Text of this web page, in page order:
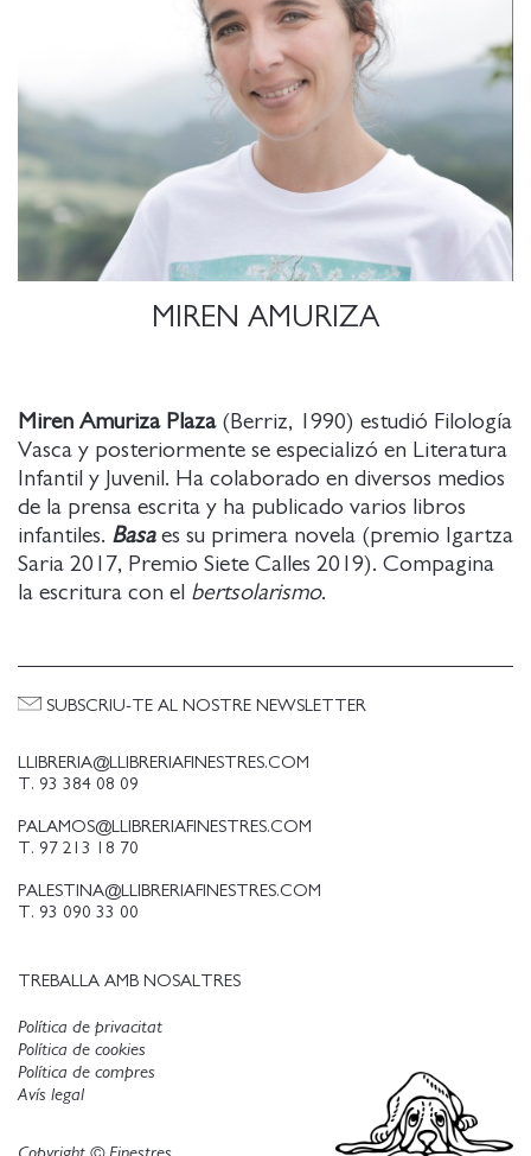
MIREN AMURIZA
Miren Amuriza Plaza(Berriz, 1990) estudió Filología
Vasca y posteriormente se especializó en Literatura
Infantil y Juvenil. Ha colaborado en diversos medios
de la prensa escrita y ha publicado varios libros
infantiles. Basa es su primera novela (premio Igartza
Saria 2017, Premio Siete Calles 2019). Compagina
la escritura con el bertsolarismo.
LLIBRERIA@LLIBRERIAFINESTRES.COM
T. 93 384 08 09
PALAMOS@LLIBRERIAFINESTRES.COM
T. 97 213 18 70
PALESTINA@LLIBRERIAFINESTRES.COM
T. 93 090 33 00
TREBALLA AMB NOSALTRES
SUBSCRIU-TE AL NOSTRE NEWSLETTER
Política de privacitat
Política de cookies
Avís legal
Política de compres